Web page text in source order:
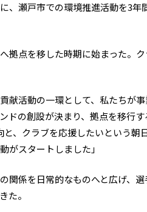
、瀬戸市での環境推進活動を3
拠点を移した時期に始まった。
献活動の一環として、私たちが
ドの創設が決まり、拠点を移行
、クラブを応援したいという朝
がスタートしました」
関係を日常的なものへと広げ、
た。